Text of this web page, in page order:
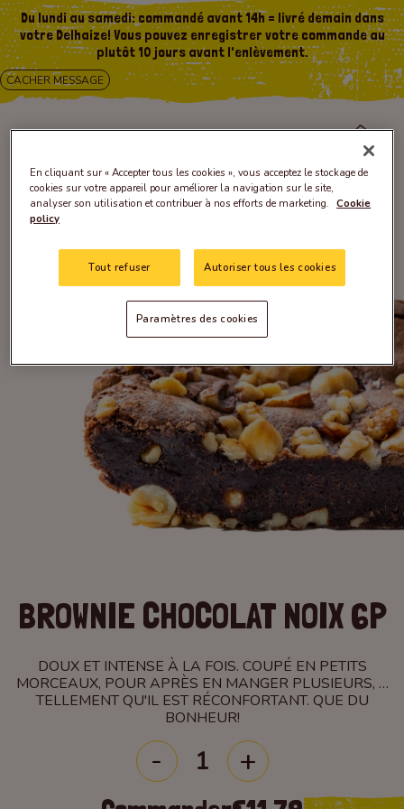
Du lundi au samedi: commandé avant 14h = livré demain dans
votre Delhaize! Vous pouvez enregistrer votre commande au
plutôt 10 jours avant l'enlèvement.
CACHER MESSAGE
BROWNIE CHOCOLAT NOIX 6P
DOUX ET INTENSE À LA FOIS. COUPÉ EN PETITS
MORCEAUX, POUR APRÈS EN MANGER PLUSIEURS, …
TELLEMENT QU'IL EST RÉCONFORTANT. QUE DU
BONHEUR!
En cliquant sur « Accepter tous les cookies », vous acceptez le stockage de
cookies sur votre appareil pour améliorer la navigation sur le site,
analyser son utilisation et contribuer à nos efforts de marketing. Cookie
policy
Tout refuser Autoriser tous les cookies
Paramètres des cookies